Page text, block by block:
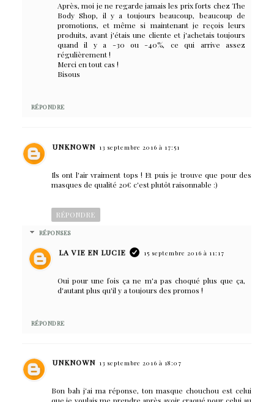
Après, moi je ne regarde jamais les prix forts chez The
Body Shop, il y a toujours beaucoup, beaucoup de
promotions, et même si maintenant je reçois leurs
produits, avant j'étais une cliente et j'achetais toujours
quand il y a -30 ou -40%, ce qui arrive assez
régulièrement !
Merci en tout cas !
Bisous
RÉPONDRE
UNKNOWN 13 septembre 2016 à 17:51
Ils ont l'air vraiment tops ! Et puis je trouve que pour des
masques de qualité 20€ c'est plutôt raisonnable :)
RÉPONDRE
RÉPONSES
LA VIE EN LUCIE 15 septembre 2016 à 11:17
Oui pour une fois ça ne m'a pas choqué plus que ça,
d'autant plus qu'il y a toujours des promos !
RÉPONDRE
UNKNOWN 13 septembre 2016 à 18:07
Bon bah j'ai ma réponse, ton masque chouchou est celui